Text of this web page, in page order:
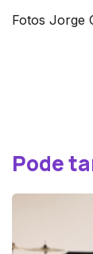
Fotos Jorge
Pode